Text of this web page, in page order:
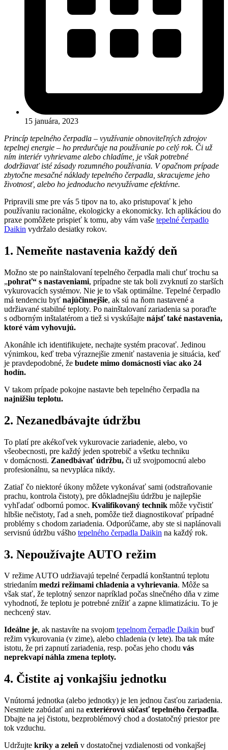
15 januára, 2023
Princíp tepelného čerpadla – využívanie obnoviteľných zdrojov
tepelnej energie – ho predurčuje na používanie po celý rok. Či už
ním interiér vyhrievame alebo chladíme, je však potrebné
dodržiavať isté zásady rozumného používania. V opačnom prípade
zbytočne mesačné náklady tepelného čerpadla, skracujeme jeho
životnosť, alebo ho jednoducho nevyužívame efektívne.
Pripravili sme pre vás 5 tipov na to, ako pristupovať k jeho
používaniu racionálne, ekologicky a ekonomicky. Ich aplikáciou do
praxe pomôžete prispieť k tomu, aby vám vaše tepelné čerpadlo
Daikin vydržalo desiatky rokov.
1. Nemeňte nastavenia každý deň
Možno ste po nainštalovaní tepelného čerpadla mali chuť trochu sa
„pohrať“ s nastaveniami, prípadne ste tak boli zvyknutí zo starších
vykurovacích systémov. Nie je to však optimálne. Tepelné čerpadlo
má tendenciu byť najúčinnejšie, ak sú na ňom nastavené a
udržiavané stabilné teploty. Po nainštalovaní zariadenia sa poraďte
s odborným inštalatérom a tiež si vyskúšajte nájsť také nastavenia,
ktoré vám vyhovujú.
Akonáhle ich identifikujete, nechajte systém pracovať. Jedinou
výnimkou, keď treba výraznejšie zmeniť nastavenia je situácia, keď
je pravdepodobné, že budete mimo domácnosti viac ako 24
hodín.
V takom prípade pokojne nastavte beh tepelného čerpadla na
najnižšiu teplotu.
2. Nezanedbávajte údržbu
To platí pre akékoľvek vykurovacie zariadenie, alebo, vo
všeobecnosti, pre každý jeden spotrebič a všetku techniku
v domácnosti. Zanedbávať údržbu, či už svojpomocnú alebo
profesionálnu, sa nevypláca nikdy.
Zatiaľ čo niektoré úkony môžete vykonávať sami (odstraňovanie
prachu, kontrola čistoty), pre dôkladnejšiu údržbu je najlepšie
vyhľadať odbornú pomoc. Kvalifikovaný technik môže vyčistiť
hlbšie nečistoty, ľad a sneh, pomôže tiež diagnostikovať prípadné
problémy s chodom zariadenia. Odporúčame, aby ste si naplánovali
servisnú údržbu vášho tepelného čerpadla Daikin na každý rok.
3. Nepoužívajte AUTO režim
V režime AUTO udržiavajú tepelné čerpadlá konštantnú teplotu
striedaním medzi režimami chladenia a vyhrievania. Môže sa
však stať, že teplotný senzor napríklad počas slnečného dňa v zime
vyhodnotí, že teplotu je potrebné znížiť a zapne klimatizáciu. To je
nechcený stav.
Ideálne je, ak nastavíte na svojom tepelnom čerpadle Daikin buď
režim vykurovania (v zime), alebo chladenia (v lete). Iba tak máte
istotu, že pri zapnutí zariadenia, resp. počas jeho chodu vás
neprekvapí náhla zmena teploty.
4. Čistite aj vonkajšiu jednotku
Vnútorná jednotka (alebo jednotky) je len jednou časťou zariadenia.
Nesmiete zabúdať ani na exteriérovú súčasť tepelného čerpadla.
Dbajte na jej čistotu, bezproblémový chod a dostatočný priestor pre
tok vzduchu.
Udržujte kríky a zeleň v dostatočnej vzdialenosti od vonkajšej